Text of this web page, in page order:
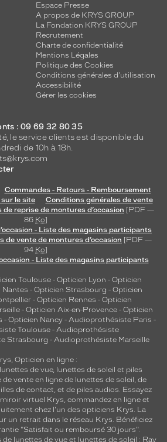
Espace Presse
A propos de KRYS GROUP
La Fondation KRYS GROUP
Recrutement
Charte de confidentialité
Mentions Légales
Politique des Cookies
Conditions générales d'utilisation
Accessibilité
Gérer les cookies
: 09 69 32 80 35
le service clients est disponible du
de 10h à 18h.
Commandes - Retours - Remboursement
le site
Conditions générales de vente
reprise de montures d’occasion [PDF —
86 Ko]
- Liste des magasins participants
de vente de montures d’occasion [PDF —
94 Ko]
- Liste des magasins participants
Toulouse- Opticien Lyon - Opticien
Nantes - Opticien Strasbourg - Opticien
- Opticien Rennes - Opticien
- Opticien Aix-en-Provence - Opticien
- Opticien Nancy - Audioprothésiste Paris -
Toulouse- Audioprothésiste
Strasbourg - Audioprothésiste Marseille
Opticien en ligne :
lunettes de vue, lunettes de soleil et piles
de vente en ligne de lunettes de soleil, de
de contact, et de piles audios. Essayez
virtuel Krys, commandez en ligne et
chez l'un des opticiens Krys. La
un retrait dans le réseau Krys. Bénéficiez
"Satisfait ou remboursé 30 jours".
lunettes de vue et lunettes de soleil : Ray